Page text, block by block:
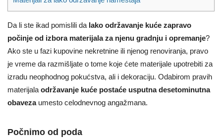
Da li ste ikad pomislili da lako održavanje kuće zapravo
počinje od izbora materijala za njenu gradnju i opremanje?
Ako ste u fazi kupovine nekretnine ili njenog renoviranja, pravo
je vreme da razmišljate o tome koje ćete materijale upotrebiti za
izradu neophodnog pokućstva, ali i dekoraciju. Odabirom pravih
materijala održavanje kuće postaće usputna desetominutna
obavezaumesto celodnevnog angažmana.
Počnimo od poda